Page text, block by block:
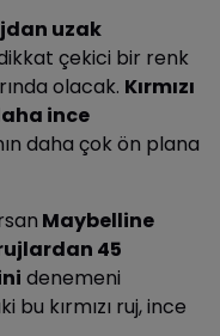
uzak
dikkat çekici bir renk
olacak. Kırmızı
ince
daha çok ön plana
Maybelline
45
denemeni
kırmızı ruj, ince